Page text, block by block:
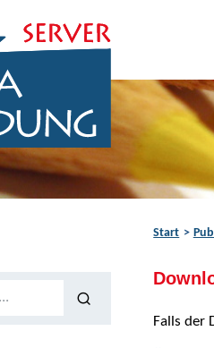
Start
Falls der